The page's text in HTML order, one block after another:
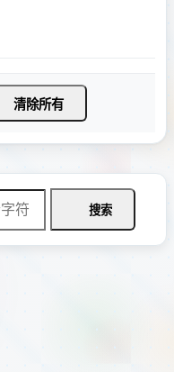
清除所有
搜索